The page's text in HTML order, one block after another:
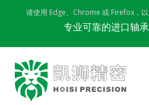
请使用 Edge、Chrome 或 Firefox，以
专业可靠的进口轴